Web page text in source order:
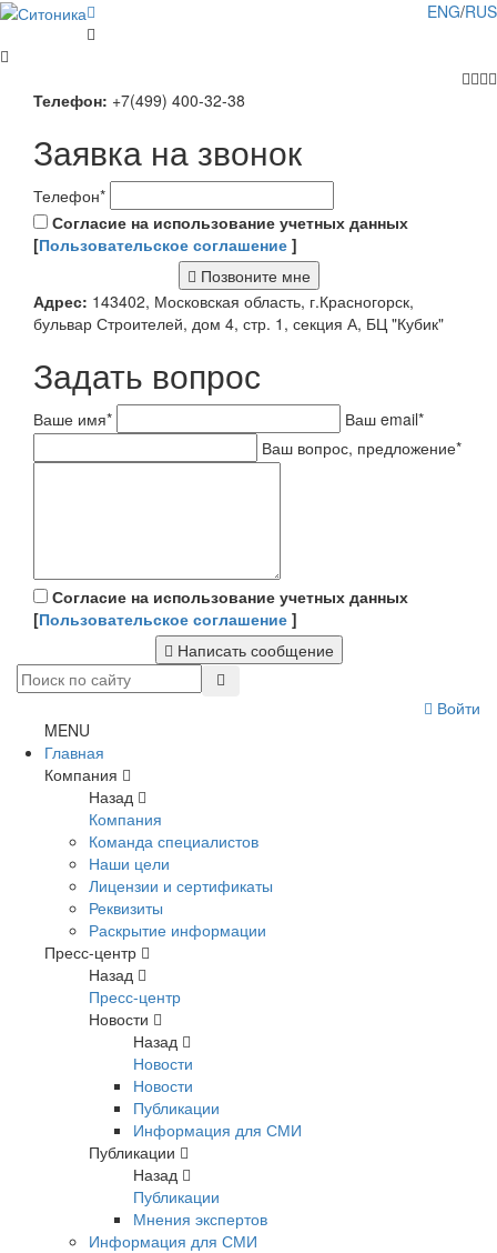
ENG/RUS
Телефон: +7(499) 400-32-38
Заявка на звонок
Телефон*
Согласие на использование учетных данных
[Пользовательское соглашение ]
Позвоните мне
Адрес: 143402, Московская область, г.Красногорск,
бульвар Строителей, дом 4, стр. 1, секция А, БЦ "Кубик"
Задать вопрос
Ваше имя* Ваш email*
Ваш вопрос, предложение*
Согласие на использование учетных данных
[Пользовательское соглашение ]
Написать сообщение
Войти
MENU
Главная
Компания
Назад
Компания
Команда специалистов
Наши цели
Лицензии и сертификаты
Реквизиты
Раскрытие информации
Пресс-центр
Назад
Пресс-центр
Новости
Назад
Новости
Новости
Публикации
Информация для СМИ
Публикации
Назад
Публикации
Мнения экспертов
Информация для СМИ